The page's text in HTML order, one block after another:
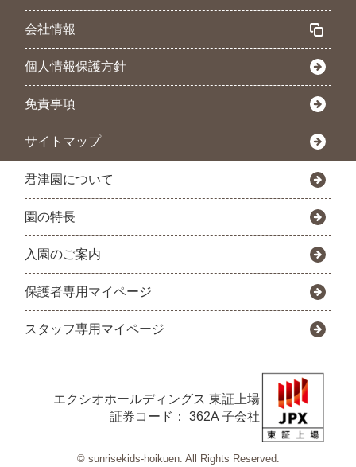
会社情報
個人情報保護方針
免責事項
サイトマップ
君津園について
園の特長
入園のご案内
保護者専用マイページ
スタッフ専用マイページ
エクシオホールディングス 東証上場
証券コード： 362A 子会社
© sunrisekids-hoikuen. All Rights Reserved.